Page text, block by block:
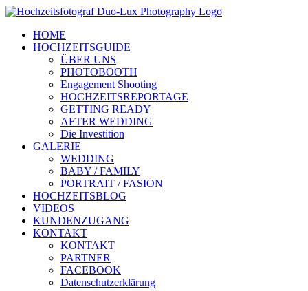
Zum
springenHOME
HOCHZEITSGUIDE
ÜBER UNS
PHOTOBOOTH
Engagement Shooting
HOCHZEITSREPORTAGE
GETTING READY
AFTER WEDDING
Die Investition
GALERIE
WEDDING
BABY / FAMILY
PORTRAIT / FASION
HOCHZEITSBLOG
VIDEOS
KUNDENZUGANG
KONTAKT
KONTAKT
PARTNER
FACEBOOK
Datenschutzerklärung